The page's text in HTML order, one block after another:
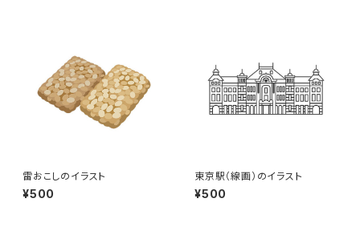
雷おこしのイラスト
¥500
東京駅（線画）のイラスト
¥500